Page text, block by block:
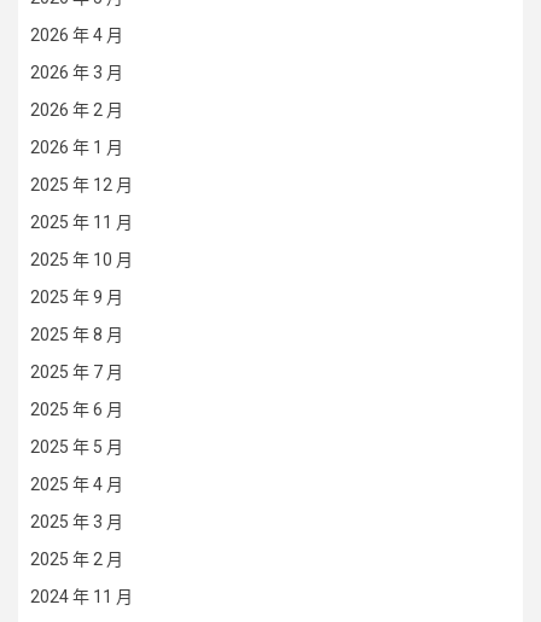
2026 年 4 月
2026 年 3 月
2026 年 2 月
2026 年 1 月
2025 年 12 月
2025 年 11 月
2025 年 10 月
2025 年 9 月
2025 年 8 月
2025 年 7 月
2025 年 6 月
2025 年 5 月
2025 年 4 月
2025 年 3 月
2025 年 2 月
2024 年 11 月